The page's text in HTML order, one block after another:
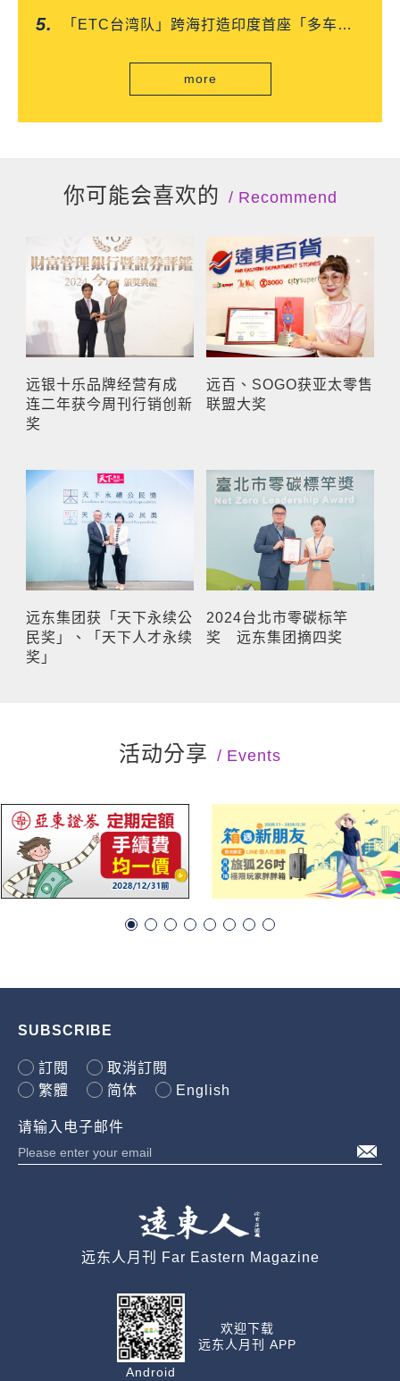
「ETC台湾队」跨海打造印度首座「多车道
more
你可能会喜欢的 Recommend
远银十乐品牌经营有成
连二年获今周刊行销创新
奖
远百、SOGO获亚太零售
联盟大奖
远东集团获「天下永续公
民奖」、「天下人才永续
奖」
2024台北市零碳标竿
奖 远东集团摘四奖
活动分享 Events
SUBSCRIBE
訂閱
取消訂閱
繁體
简体 English
请输入电子邮件
远东人月刊 Far Eastern Magazine
Android
欢迎下载
远东人月刊 APP